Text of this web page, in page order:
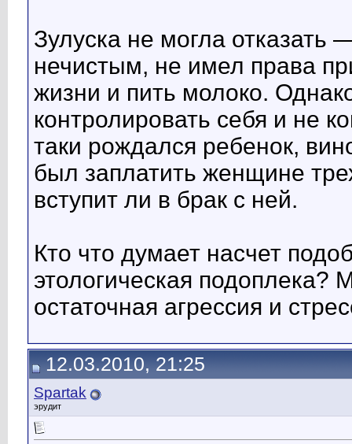
Зулуска не могла отказать
нечистым, не имел права
жизни и пить молоко.
контролировать себя и не
таки рождался ребенок,
был заплатить женщине
вступит ли в брак с ней.
Кто что думает насчет
этологическая
остаточная агрессия и
12.03.2010, 21:25
Spartak
эрудит